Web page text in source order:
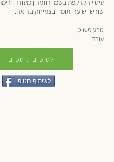
עיסוי הקרקפת בשמן רוזמרין מעודד
שורשי שיער ותומך בצמיחה בריאה.
טבע פשוט.
עובד.
לטיפים נוספים
לשיתוף הטיפ